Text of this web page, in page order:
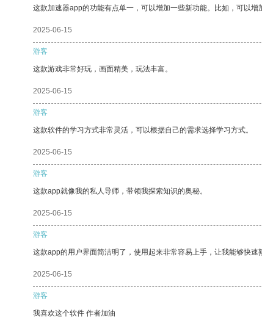
这款加速器app的功能有点单一，可以增加一些新功能。比如，可以
2025-06-15
游客
这款游戏非常好玩，画面精美，玩法丰富。
2025-06-15
游客
这款软件的学习方式非常灵活，可以根据自己的需求选择学习方式。
2025-06-15
游客
这款app就像我的私人导师，带领我探索知识的奥秘。
2025-06-15
游客
这款app的用户界面简洁明了，使用起来非常容易上手，让我能够快速
2025-06-15
游客
我喜欢这个软件 作者加油